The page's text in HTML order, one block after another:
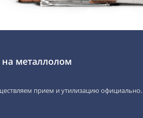
металлолом
прием и утилизацию официально.